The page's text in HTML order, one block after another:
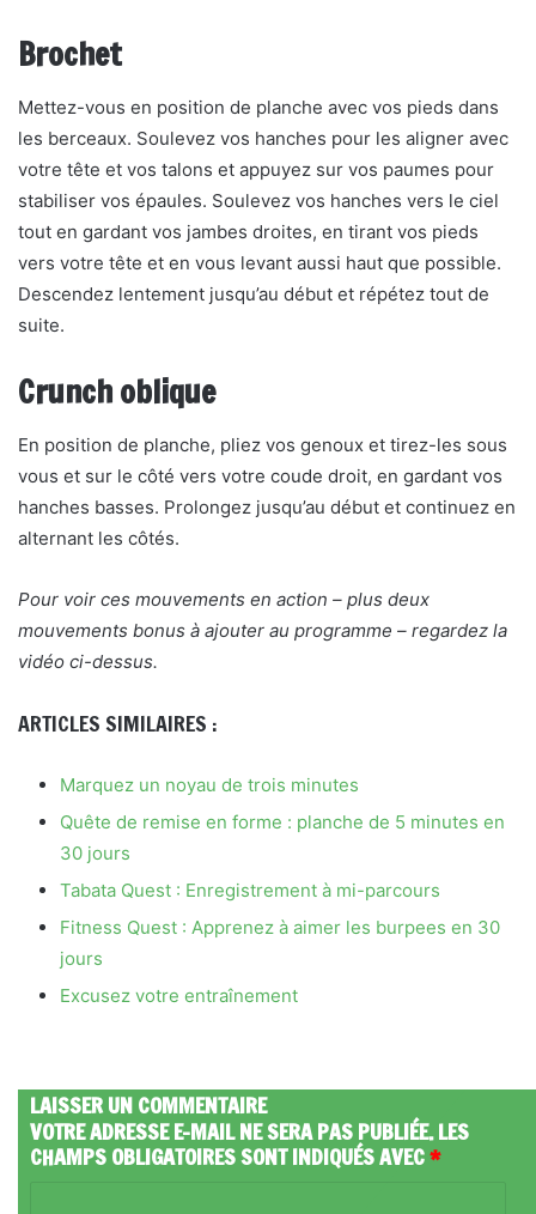
Brochet
Mettez-vous en position de planche avec vos pieds dans
les berceaux. Soulevez vos hanches pour les aligner avec
votre tête et vos talons et appuyez sur vos paumes pour
stabiliser vos épaules. Soulevez vos hanches vers le ciel
tout en gardant vos jambes droites, en tirant vos pieds
vers votre tête et en vous levant aussi haut que possible.
Descendez lentement jusqu’au début et répétez tout de
suite.
Crunch oblique
En position de planche, pliez vos genoux et tirez-les sous
vous et sur le côté vers votre coude droit, en gardant vos
hanches basses. Prolongez jusqu’au début et continuez en
alternant les côtés.
Pour voir ces mouvements en action – plus deux
mouvements bonus à ajouter au programme – regardez la
vidéo ci-dessus.
ARTICLES SIMILAIRES :
Marquez un noyau de trois minutes
Quête de remise en forme : planche de 5 minutes en
30 jours
Tabata Quest : Enregistrement à mi-parcours
Fitness Quest : Apprenez à aimer les burpees en 30
jours
Excusez votre entraînement
LAISSER UN COMMENTAIRE
VOTRE ADRESSE E-MAIL NE SERA PAS PUBLIÉE.LES
CHAMPS OBLIGATOIRES SONT INDIQUÉS AVEC*